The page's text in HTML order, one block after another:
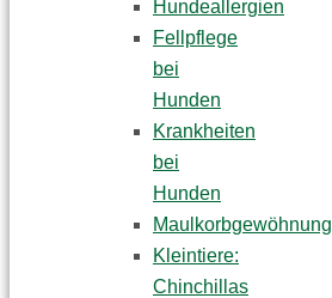
Hundeallergien
Fellpflege
bei
Hunden
Krankheiten
bei
Hunden
Maulkorbgewöhnung
Kleintiere:
Chinchillas